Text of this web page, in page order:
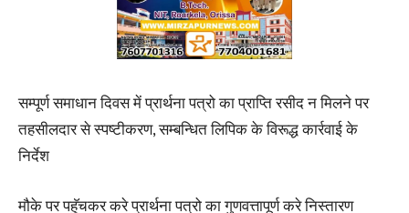
सम्पूर्ण समाधान दिवस में प्रार्थना पत्रो का प्राप्ति रसीद न मिलने पर
तहसीलदार से स्पष्टीकरण, सम्बन्धित लिपिक के विरूद्ध कार्रवाई के
निर्देश
मौके पर पहुॅचकर करे प्रार्थना पत्रो का गुणवत्तापूर्ण करे निस्तारण